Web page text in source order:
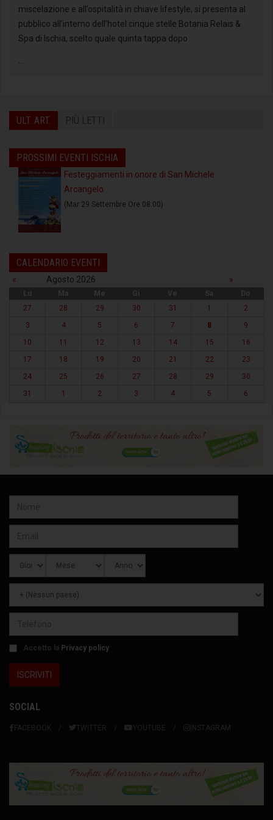
miscelazione e all’ospitalità in chiave lifestyle, si presenta al
pubblico all’interno dell’hotel cinque stelle Botania Relais &
Spa di Ischia, scelto quale quinta tappa dopo
...
ULT. ART. PIÙ LETTI
PROSSIMI EVENTI ISCHIA
Festeggiamenti in onore di San Michele
Arcangelo
(Mar 29 Settembre Ore 08:00)
CALENDARIO EVENTI
« Agosto 2026 »
Lu Ma Me Gi Ve Sa
Do
27
28 29 30 31 1
2
3
4 5 6 7 8
9
10
11 12 13 14 15
16
17
18 19 20 21 22
23
24
25 26 27 28 29
30
31
1 2 3 4 5 6
Accetto la Privacy policy
SOCIAL
FACEBOOK TWITTER YOUTUBE INSTAGRAM